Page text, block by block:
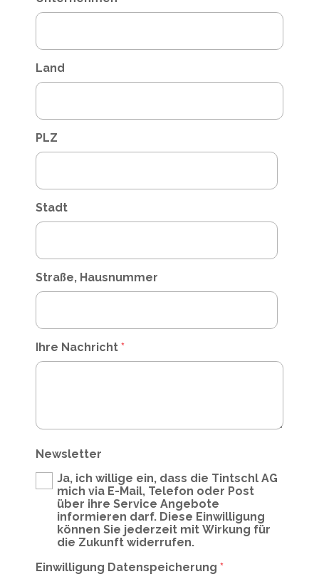
Land
PLZ
Stadt
Straße, Hausnummer
Ihre Nachricht *
Newsletter
Ja, ich willige ein, dass die Tintschl AG
mich via E-Mail, Telefon oder Post
über ihre Service Angebote
informieren darf. Diese Einwilligung
können Sie jederzeit mit Wirkung für
die Zukunft widerrufen.
Einwilligung Datenspeicherung *